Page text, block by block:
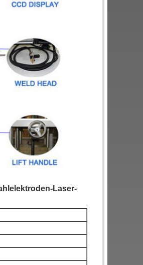
Laser-